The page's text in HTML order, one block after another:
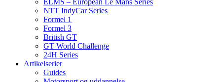
ELMS – European Le Mans Series
NTT IndyCar Series
Formel 1
Formel 3
British GT
GT World Challenge
24H Series
Artikelserier
Guides